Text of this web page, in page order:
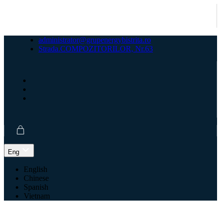
administrator@grupenergybistrita.ro
Strada.COMPOZITORILOR, Nr.63
Eng
English
Chinese
Spanish
Vietnam